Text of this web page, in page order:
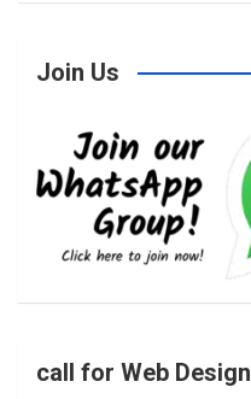
e
b
s
Join Us
call for Web Design